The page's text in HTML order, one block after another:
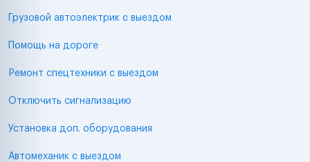
Грузовой автоэлектрик с выездом
Помощь на дороге
Ремонт спецтехники с выездом
Отключить сигнализацию
Установка доп. оборудования
Автомеханик с выездом